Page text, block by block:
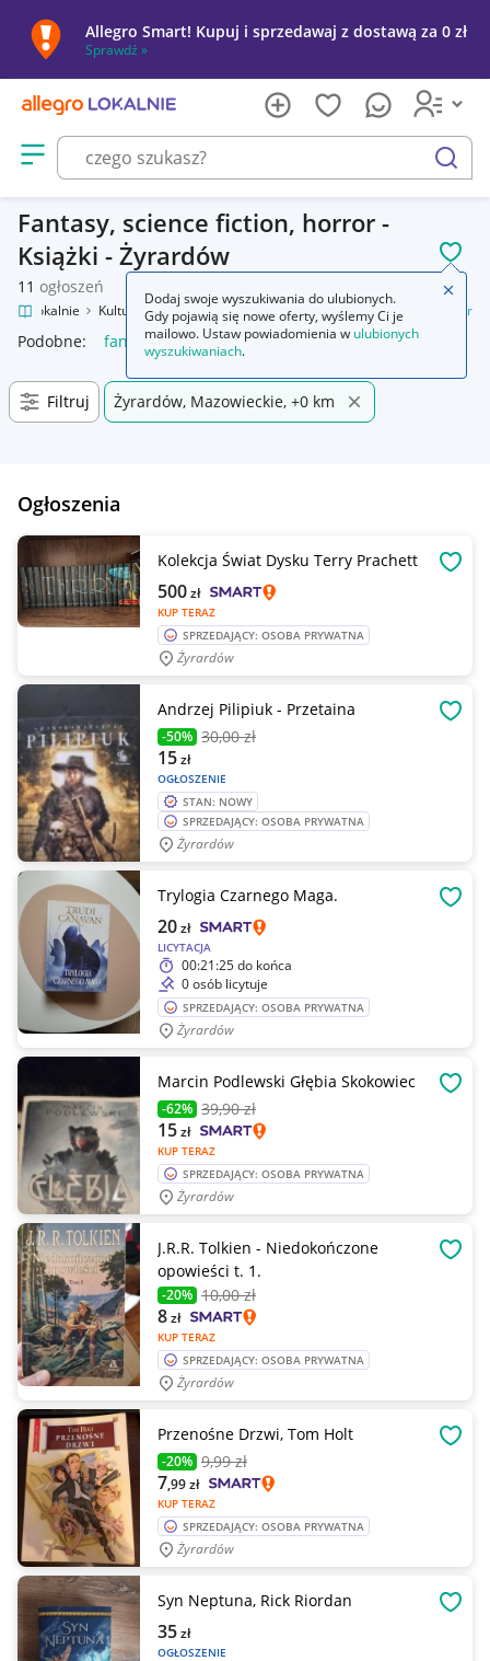
Allegro Smart! Kupuj i sprzedawaj z dostawą za 0 zł
Sprawdź »
Otwórz menu z kategoriami
szukaj
Fantasy, science fiction, horror -
Książki - Żyrardów
11 ogłoszeń
Lokalnie Kultura i rozrywka Książki Fantasy, science fiction, horror
Podobne: fantasy science fiction horror
Filtruj Żyrardów, Mazowieckie, +0 km
Ogłoszenia
Kolekcja Świat Dysku Terry Prachett
KUP TERAZ
500zł
SPRZEDAJĄCY: OSOBA PRYWATNA
Żyrardów
Andrzej Pilipiuk - Przetaina
-50% 30,00 zł
OGŁOSZENIE
15zł
STAN: NOWY
SPRZEDAJĄCY: OSOBA PRYWATNA
Żyrardów
Trylogia Czarnego Maga.
LICYTACJA
20zł
00:21:25do końca
0 osób licytuje
SPRZEDAJĄCY: OSOBA PRYWATNA
Żyrardów
Marcin Podlewski Głębia Skokowiec
-62% 39,90 zł
KUP TERAZ
15zł
SPRZEDAJĄCY: OSOBA PRYWATNA
Żyrardów
J.R.R. Tolkien - Niedokończone
opowieści t. 1.
-20% 10,00 zł
KUP TERAZ
8zł
SPRZEDAJĄCY: OSOBA PRYWATNA
Żyrardów
Przenośne Drzwi, Tom Holt
-20% 9,99 zł
KUP TERAZ
7,99zł
SPRZEDAJĄCY: OSOBA PRYWATNA
Żyrardów
Syn Neptuna, Rick Riordan
OGŁOSZENIE
35zł
Dodaj swoje wyszukiwania do ulubionych.
Gdy pojawią się nowe oferty, wyślemy Ci je
mailowo. Ustaw powiadomienia w ulubionych
wyszukiwaniach.